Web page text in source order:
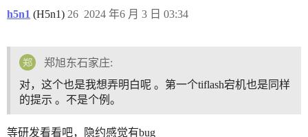
h5n1 (H5n1) 2024 年6 月 3 日 03:34
26
郑旭东石家庄:
对，这个也是我想弄明白呢 。第一个tiflash宕机也是同样
的提示 。不是个例。
等研发看看吧，隐约感觉有bug